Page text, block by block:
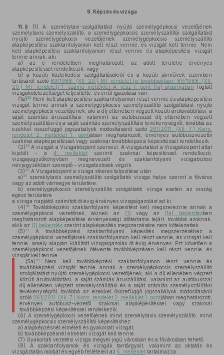
9. Képzés és vizsga
11. § (1) A személytaxi-szolgáltatást nyújtó személygépkocsi vezetőjének
személytaxis személyszállító, a személygépkocsis személyszállítói szolgáltatást
nyújtó személygépkocsi vezetőjének személygépkocsis személyszállító
alapképesítési szaktanfolyamon kell részt vennie, és vizsgát kell tennie. Nem
kell alapképesítési szaktanfolyamon részt vennie és alapképesítési vizsgát
tennie annak, aki
a) az e rendeletben meghatározott, az adott területre érvényes
alapképesítéssel rendelkezik, vagy
b) a közúti közlekedési szolgáltatásokról és a közúti járművek üzemben
tartásáról szóló 89/1988. (XII. 20.) MT rendelet [a továbbiakban: 89/1988. (XII.
20.) MT rendelet] 1. számú melléklet A. rész I. pont 1/a) alpontjában foglalt
vizsgakötelezettséget teljesítette, és erről igazolása van.
(1a) 32 Nem kell alapképesítési szaktanfolyamon részt vennie és alapképesítési
vizsgát tennie annak a személygépkocsis személyszállító szolgáltatást nyújtó
személygépkocsi vezetőjének, aki a díj ellenében végzett közúti árutovábbítási, a
saját számlás áruszállítási, valamint az autóbusszal díj ellenében végzett
személyszállítási és a saját számlás személyszállítási tevékenységről, továbbá az
ezekkel összefüggő jogszabályok módosításáról szóló 261/2011. (XII. 7.) Korm.
rendelet 2. melléklet 1. pontjában meghatározott, érvényes autóbuszvezetői
szakmai alapképesítéssel vagy szakmai továbbképzési képesítéssel rendelkezik.
(2) 33 A vizsgát a Vizsgaközpont szervezi. A vizsgáztatást a Vizsgaközpont által
kijelölt – a 4. melléklet szerinti szakmai képesítéssel rendelkező,
vizsgajegyzőkönyvben megnevezett és szaktanfolyami vizsgabiztosi
névjegyzékben szereplő – vizsgabiztosok végzik.
(3) 34 A Vizsgaközpont a vizsga sikeres teljesítése után
a) 35
személytaxis személyszállító szolgáltatói vizsga helye szerint a főváros
vagy az adott vármegye területére,
b) személygépkocsis személyszállító szolgáltatói vizsga esetén az ország
egész területére
a vizsga napjától számított öt évig érvényes vizsgaigazolást ad ki.
(4) 36
Továbbképzési szaktanfolyami képesítést kell megszereznie annak a
személygépkocsi vezetőnek, akinek az
(1) vagy az (1a) bekezdésben
meghatározott alapképesítése érvényességi időtartama lejárt, továbbá azoknak,
akik az (1) bekezdés szerint alapképesítés megszerzésére nem kötelezettek.
(5) 37
A továbbképzési szaktanfolyami képesítés megszerzéséhez a
személygépkocsi vezetőjének szaktanfolyamon kell részt vennie, és vizsgát kell
tennie, amely alapján kiállított vizsgaigazolás öt évig érvényes. Ezt követően a
személygépkocsi vezetőjének ötévente továbbképzésen kell részt vennie, és
vizsgát kell tennie.
(5a) 38Nem kell továbbképzési szaktanfolyamon részt vennie és
továbbképzési vizsgát tennie annak a személygépkocsis személyszállító
szolgáltatást nyújtó személygépkocsi vezetőjének, aki a díj ellenében végzett
közúti árutovábbítási, a saját számlás áruszállítási, valamint az autóbusszal
díj ellenében végzett személyszállítási és a saját számlás személyszállítási
tevékenységről, továbbá az ezekkel összefüggő jogszabályok módosításáról
szóló 261/2011. (XII. 7.) Korm. rendelet 2. melléklet 1. pontjában meghatározott,
érvényes autóbusz-vezetői szakmai alapképesítéssel vagy szakmai
továbbképzési képesítéssel rendelkezik.
(6) A személygépkocsi vezetőjének mind személytaxis személyszállító, mind
személygépkocsis személyszállítói képesítéshez
a) alapképzésnél elméleti és gyakorlati vizsgát,
b) továbbképzésnél elméleti vizsgát kell tennie.
(7) Gyakorlati vezetési vizsga megyei jogú városban és a fővárosban tehető.
(8) A szaktanfolyamok és vizsgák tantárgyait, valamint az oktatás és
vizsgáztatás módját és egyéb feltételeit az 5. melléklet tartalmazza.